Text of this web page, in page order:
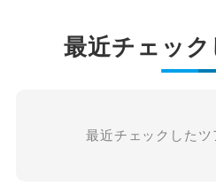
最近チェッ
最近チェックしたツ